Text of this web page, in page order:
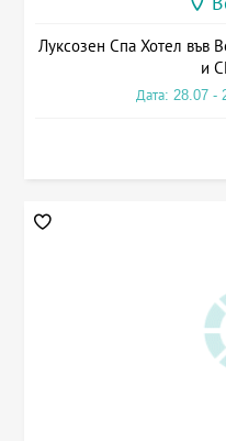
Луксозен Спа Хотел във
и
Дата: 28.07 -